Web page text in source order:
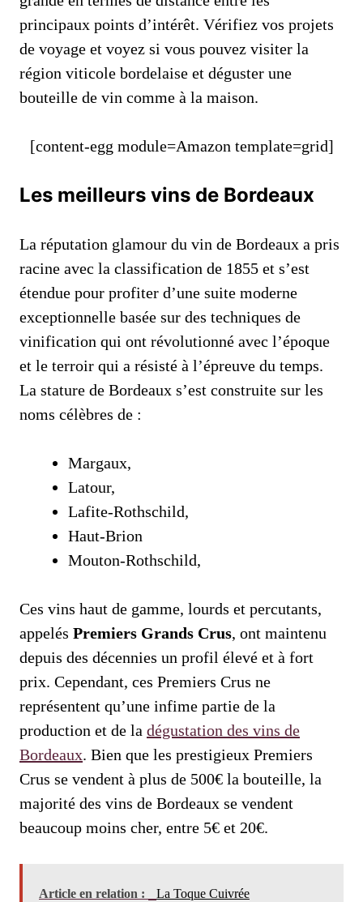
principaux points d’intérêt. Vérifiez vos projets
de voyage et voyez si vous pouvez visiter la
région viticole bordelaise et déguster une
bouteille de vin comme à la maison.
[content-egg module=Amazon template=grid]
Les meilleurs vins de Bordeaux
La réputation glamour du vin de Bordeaux a pris
racine avec la classification de 1855 et s’est
étendue pour profiter d’une suite moderne
exceptionnelle basée sur des techniques de
vinification qui ont révolutionné avec l’époque
et le terroir qui a résisté à l’épreuve du temps.
La stature de Bordeaux s’est construite sur les
noms célèbres de :
Margaux,
Latour,
Lafite-Rothschild,
Haut-Brion
Mouton-Rothschild,
Ces vins haut de gamme, lourds et percutants,
appelés Premiers Grands Crus, ont maintenu
depuis des décennies un profil élevé et à fort
prix. Cependant, ces Premiers Crus ne
représentent qu’une infime partie de la
production et de la dégustation des vins de
Bordeaux. Bien que les prestigieux Premiers
Crus se vendent à plus de 500€ la bouteille, la
majorité des vins de Bordeaux se vendent
beaucoup moins cher, entre 5€ et 20€.
Article en relation : La Toque Cuivrée